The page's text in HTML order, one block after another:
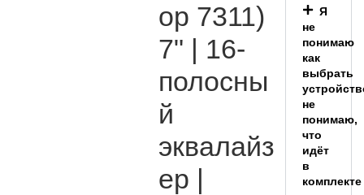
ор 7311)
7" | 16-
полосны
й
эквалайз
ер |
Я
не
понимаю
как
выбрать
не
понимаю,
что
идёт
в
комплекте